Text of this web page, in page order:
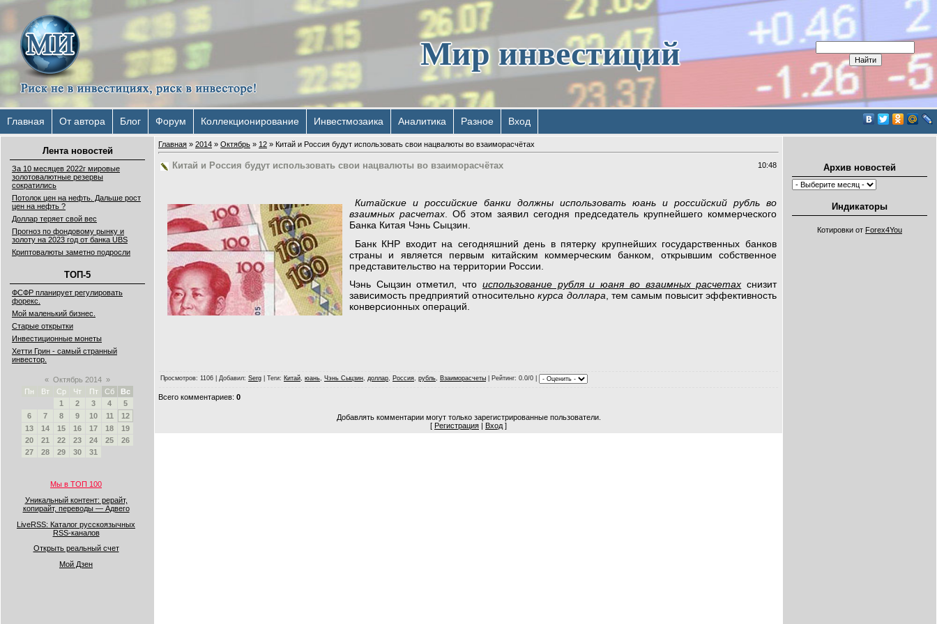
Мир инвестиций
Главная От автора Блог Форум Коллекционирование Инвестмозаика Аналитика Разное Вход
Лента новостей
За 10 месяцев 2022г мировые
золотовалютные резервы
сократились
Потолок цен на нефть. Дальше рост
цен на нефть ?
Доллар теряет свой вес
Прогноз по фондовому рынку и
золоту на 2023 год от банка UBS
Криптовалюты заметно подросли
ТОП-5
ФСФР планирует регулировать
форекс.
Мой маленький бизнес.
Старые открытки
Инвестиционные монеты
Хетти Грин - самый странный
инвестор.
« Октябрь 2014 »
Пн
Вт Ср Чт Пт Сб
Вс
1
2 3 4
5
6
7 8 9 10 11
12
13
14 15 16 17 18
19
20
21 22 23 24 25
26
27
28 29 30 31
Мы в ТОП 100
Уникальный контент: рерайт,
копирайт, переводы — Адвего
LiveRSS: Каталог русскоязычных
RSS-каналов
Открыть реальный счет
Мой Дзен
Главная » 2014 » Октябрь » 12 » Китай и Россия будут использовать свои нацвалюты во взаиморасчётах
Китай и Россия будут использовать свои нацвалюты во взаиморасчётах 10:48
Китайские и российские банки должны использовать юань и российский рубль во
взаимных расчетах . Об этом заявил сегодня председатель крупнейшего коммерческого
Банка Китая Чэнь Сыцзин.
Банк КНР входит на сегодняшний день в пятерку крупнейших государственных банков
страны и является первым китайским коммерческим банком, открывшим собственное
представительство на территории России.
Чэнь Сыцзин отметил, что использование рубля и юаня во взаимных расчетах снизит
зависимость предприятий относительно курса доллара, тем самым повысит эффективность
конверсионных операций.
Просмотров: 1106 | Добавил: Serg Теги: Китай, юань, Чэнь Сыцзин, доллар, Россия, рубль, Взаиморасчеты Рейтинг: 0.0/0 |
Всего комментариев: 0
Добавлять комментарии могут только зарегистрированные пользователи.
[ Регистрация | Вход ]
Архив новостей
Индикаторы
Котировки от Forex4You